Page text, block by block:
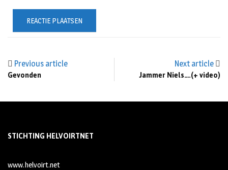
Previous article
Gevonden
Next article
Jammer Niels….(+ video)
STICHTING HELVOIRTNET
www.helvoirt.net